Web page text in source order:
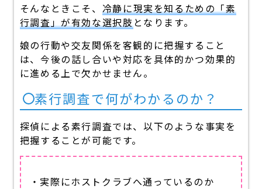
そんなときこそ、 冷静に現実を知るための「素
行調査」が有効な選択肢 となります。
娘の行動や交友関係を客観的に把握すること
は、今後の話し合いや対応を具体的かつ効果的
に進める上で欠かせません。
素行調査で何がわかるのか？
探偵による素行調査では、以下のような事実を
把握することが可能です。
・実際にホストクラブへ通っているのか